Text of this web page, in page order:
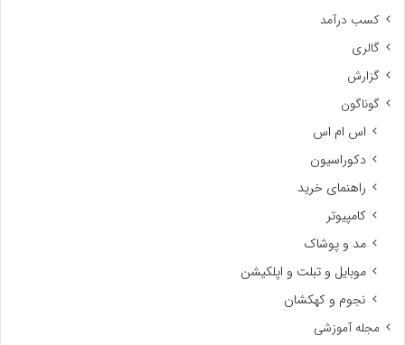
کسب درآمد
گالری
گزارش
گوناگون
اس ام اس
دکوراسیون
راهنمای خرید
کامپیوتر
مد و پوشاک
موبایل و تبلت و اپلکیشن
نجوم و کهکشان
مجله آموزشی